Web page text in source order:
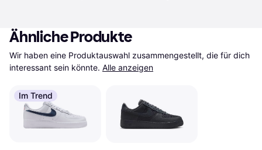
Ähnliche Produkte
Wir haben eine Produktauswahl zusammengestellt, die für dich
interessant sein könnte. Alle anzeigen
Im Trend